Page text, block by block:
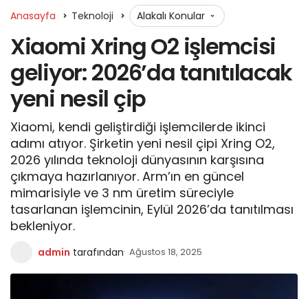
Anasayfa Teknoloji Alakalı Konular
Xiaomi Xring O2 işlemcisi
geliyor: 2026’da tanıtılacak
yeni nesil çip
Xiaomi, kendi geliştirdiği işlemcilerde ikinci
adımı atıyor. Şirketin yeni nesil çipi Xring O2,
2026 yılında teknoloji dünyasının karşısına
çıkmaya hazırlanıyor. Arm’ın en güncel
mimarisiyle ve 3 nm üretim süreciyle
tasarlanan işlemcinin, Eylül 2026’da tanıtılması
bekleniyor.
admin tarafından Ağustos 18, 2025